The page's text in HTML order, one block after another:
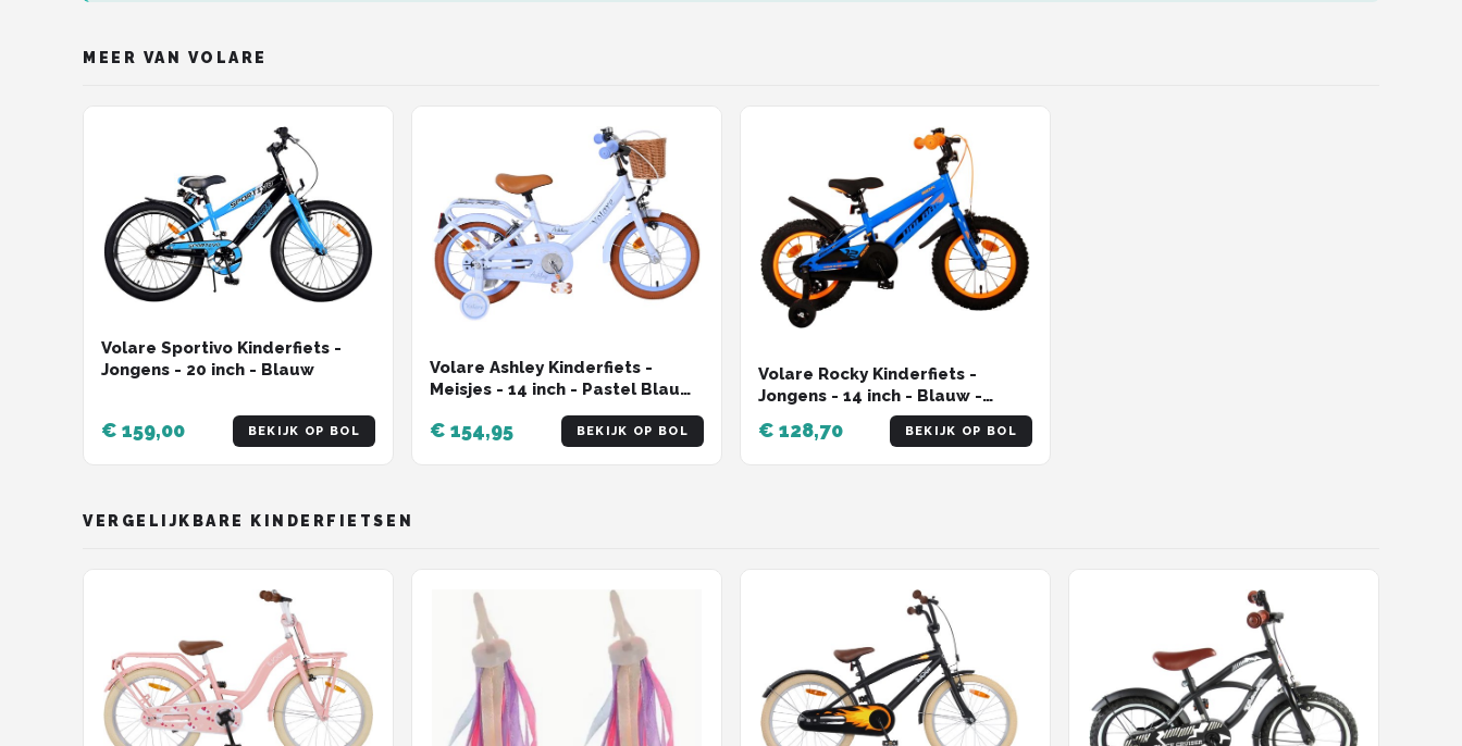
MEER VAN VOLARE
Volare Sportivo Kinderfiets -
Jongens - 20 inch - Blauw
€ 159,00 BEKIJK OP BOL
Volare Ashley Kinderfiets -
Meisjes - 14 inch - Pastel Blauw
- Twee Handremmen
€ 154,95 BEKIJK OP BOL
Volare Rocky Kinderfiets -
Jongens - 14 inch - Blauw -
Twee handremmen
€ 128,70 BEKIJK OP BOL
VERGELIJKBARE KINDERFIETSEN